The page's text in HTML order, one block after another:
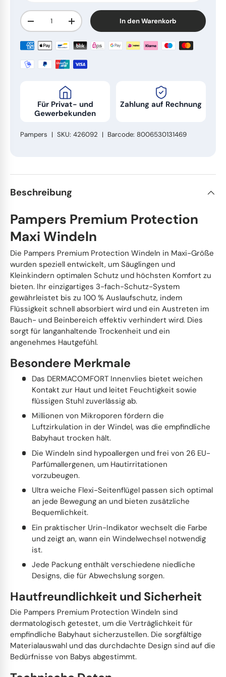
Edelstahl & Metall
Fahrzeugpflege
Stiel- und Spülbürsten
Haushaltswaren
Anzahl
Menge verringernMenge erhöhenIn den Warenkorb
Für Privat- und
Gewerbekunden
Zahlung auf Rechnung
Pampers | SKU: 426092 | Barcode: 8006530131469
Beschreibung
Pampers Premium Protection
Maxi Windeln
Die Pampers Premium Protection Windeln in Maxi-Größe
wurden speziell entwickelt, um Säuglingen und
Kleinkindern optimalen Schutz und höchsten Komfort zu
bieten. Ihr einzigartiges 3-fach-Schutz-System
gewährleistet bis zu 100 % Auslaufschutz, indem
Flüssigkeit schnell absorbiert wird und ein Austreten im
Bauch- und Beinbereich effektiv verhindert wird. Dies
sorgt für langanhaltende Trockenheit und ein
angenehmes Hautgefühl.
Besondere Merkmale
Das DERMACOMFORT Innenvlies bietet weichen
Kontakt zur Haut und leitet Feuchtigkeit sowie
flüssigen Stuhl zuverlässig ab.
Millionen von Mikroporen fördern die
Luftzirkulation in der Windel, was die empfindliche
Babyhaut trocken hält.
Die Windeln sind hypoallergen und frei von 26 EU-
Parfümallergenen, um Hautirritationen
vorzubeugen.
Ultra weiche Flexi-Seitenflügel passen sich optimal
an jede Bewegung an und bieten zusätzliche
Bequemlichkeit.
Ein praktischer Urin-Indikator wechselt die Farbe
und zeigt an, wann ein Windelwechsel notwendig
ist.
Jede Packung enthält verschiedene niedliche
Designs, die für Abwechslung sorgen.
Hautfreundlichkeit und Sicherheit
Die Pampers Premium Protection Windeln sind
dermatologisch getestet, um die Verträglichkeit für
empfindliche Babyhaut sicherzustellen. Die sorgfältige
Materialauswahl und das durchdachte Design sind auf die
Bedürfnisse von Babys abgestimmt.